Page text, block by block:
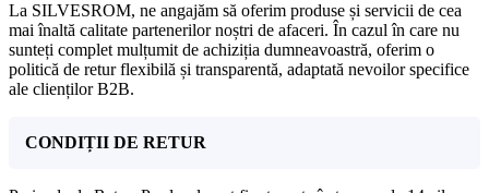
La SILVESROM, ne angajăm să oferim produse și servicii de cea
mai înaltă calitate partenerilor noștri de afaceri. În cazul în care nu
sunteți complet mulțumit de achiziția dumneavoastră, oferim o
politică de retur flexibilă și transparentă, adaptată nevoilor specifice
ale clienților B2B.
CONDIȚII DE RETUR